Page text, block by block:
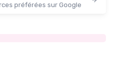
préférées sur Google